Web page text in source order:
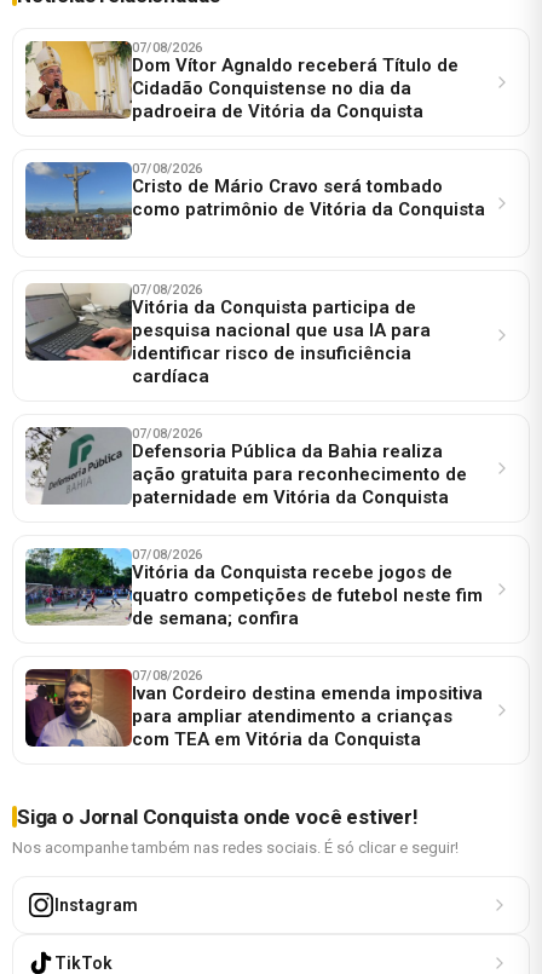
07/08/2026
Dom Vítor Agnaldo receberá Título de
Cidadão Conquistense no dia da
padroeira de Vitória da Conquista
07/08/2026
Cristo de Mário Cravo será tombado
como patrimônio de Vitória da Conquista
07/08/2026
Vitória da Conquista participa de
pesquisa nacional que usa IA para
identificar risco de insuficiência
cardíaca
07/08/2026
Defensoria Pública da Bahia realiza
ação gratuita para reconhecimento de
paternidade em Vitória da Conquista
07/08/2026
Vitória da Conquista recebe jogos de
quatro competições de futebol neste fim
de semana; confira
07/08/2026
Ivan Cordeiro destina emenda impositiva
para ampliar atendimento a crianças
com TEA em Vitória da Conquista
Siga o Jornal Conquista onde você estiver!
Nos acompanhe também nas redes sociais. É só clicar e seguir!
Instagram
TikTok